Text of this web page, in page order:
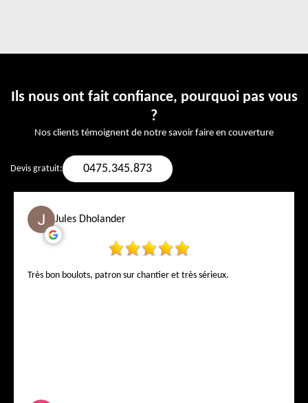
Ils nous ont fait confiance, pourquoi pas vous
?
Nos clients témoignent de notre savoir faire en couverture
Devis gratuit: 0475.345.873
Jules Dholander
Très bon boulots, patron sur chantier et très sérieux.